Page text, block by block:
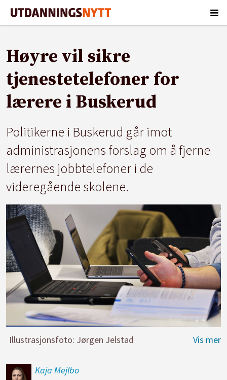
Høyre vil sikre
tjenestetelefoner for
lærere i Buskerud
Politikerne i Buskerud går imot
administrasjonens forslag om å fjerne
lærernes jobbtelefoner i de
videregående skolene.
Illustrasjonsfoto: Jørgen Jelstad
Kaja Mejlbo